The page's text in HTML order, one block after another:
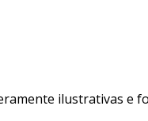
ilustrativas e